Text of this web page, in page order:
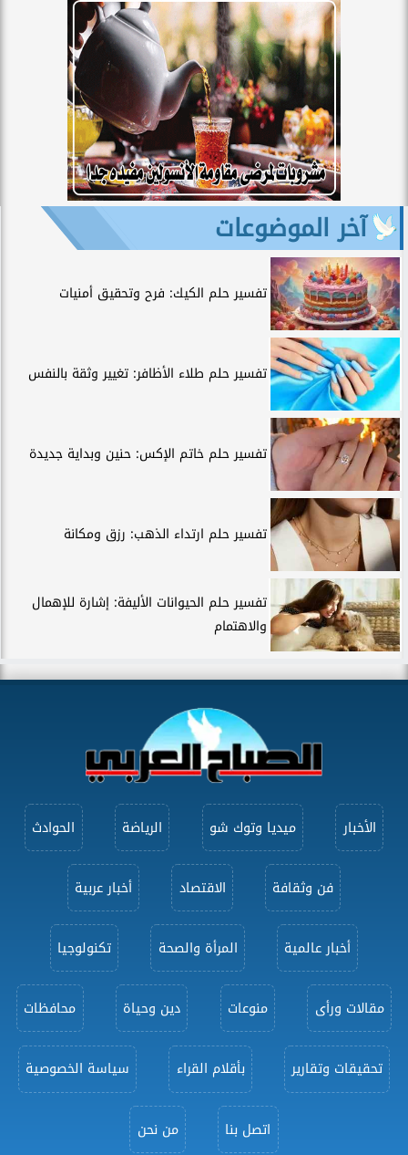
آخر الموضوعات
تفسير حلم الكيك: فرح وتحقيق أمنيات
تفسير حلم طلاء الأظافر: تغيير وثقة بالنفس
تفسير حلم خاتم الإكس: حنين وبداية جديدة
تفسير حلم ارتداء الذهب: رزق ومكانة
تفسير حلم الحيوانات الأليفة: إشارة للإهمال
والاهتمام
الأخبار ميديا وتوك شو الرياضة الحوادث
فن وثقافة الاقتصاد أخبار عربية
أخبار عالمية المرأة والصحة تكنولوجيا
مقالات ورأى منوعات دين وحياة محافظات
تحقيقات وتقارير بأقلام القراء سياسة الخصوصية
اتصل بنا من نحن